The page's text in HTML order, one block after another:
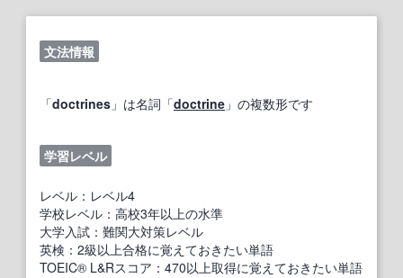
文法情報
「doctrines 」は名詞「doctrine 」の複数形です
学習レベル
レベル：レベル4
学校レベル：高校3年以上の水準
大学入試：難関大対策レベル
英検：2級以上合格に覚えておきたい単語
TOEIC® L&Rスコア：470以上取得に覚えておきたい単語